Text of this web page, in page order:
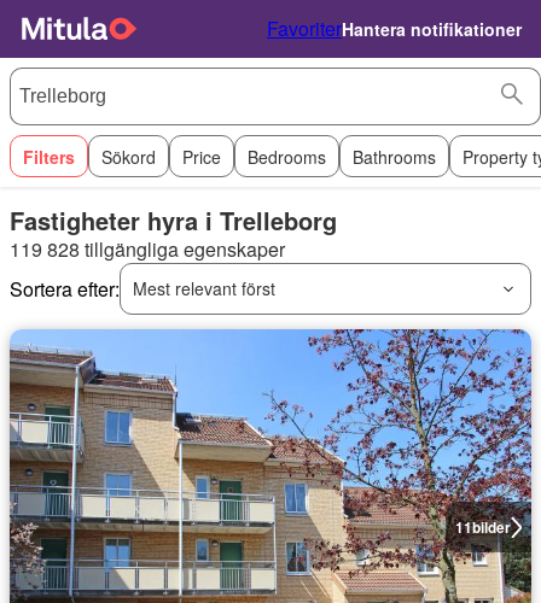
FavoriterHantera notifikationer
Filters Sökord Price Bedrooms Bathrooms Property
Fastigheter hyra i Trelleborg
119 828 tillgängliga egenskaper
Sortera efter:
Mest relevant först
11bilder